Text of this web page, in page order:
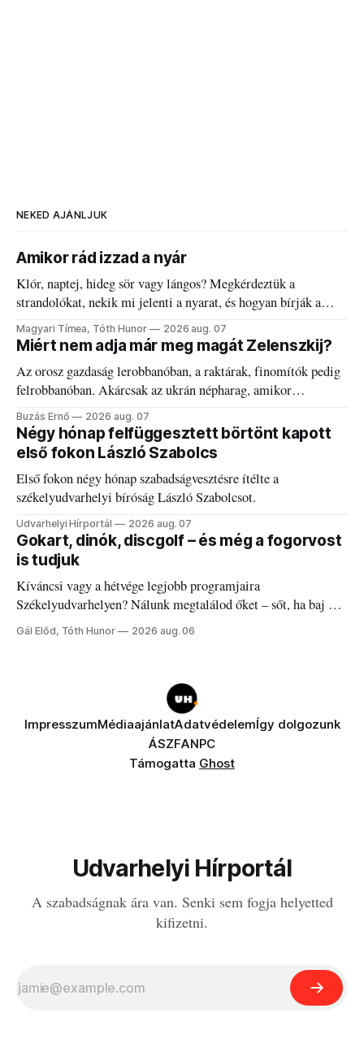
NEKED AJÁNLJUK
Amikor rád izzad a nyár
Klór, naptej, hideg sör vagy lángos? Megkérdeztük a
strandolókat, nekik mi jelenti a nyarat, és hogyan bírják a
kánikulát.
Magyari Tímea, Tóth Hunor 2026 aug. 07
Miért nem adja már meg magát Zelenszkij?
Az orosz gazdaság lerobbanóban, a raktárak, finomítók pedig
felrobbanóban. Akárcsak az ukrán népharag, amikor
elégedetlen vezetőivel.
Buzás Ernő 2026 aug. 07
Négy hónap felfüggesztett börtönt kapott
első fokon László Szabolcs
Első fokon négy hónap szabadságvesztésre ítélte a
székelyudvarhelyi bíróság László Szabolcsot.
Udvarhelyi Hírportál 2026 aug. 07
Gokart, dinók, discgolf – és még a fogorvost
is tudjuk
Kíváncsi vagy a hétvége legjobb programjaira
Székelyudvarhelyen? Nálunk megtalálod őket – sőt, ha baj van
a fogaddal, a fogorvosi ügyeletet is!
Gál Előd, Tóth Hunor 2026 aug. 06
ImpresszumMédiaajánlatAdatvédelemÍgy dolgozunk
ÁSZFANPC
Támogatta Ghost
Udvarhelyi Hírportál
A szabadságnak ára van. Senki sem fogja helyetted
kifizetni.